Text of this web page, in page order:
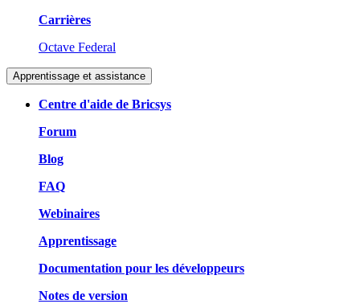
Carrières
Octave Federal
Apprentissage et assistance
Centre d'aide de Bricsys
Forum
Blog
FAQ
Webinaires
Apprentissage
Documentation pour les développeurs
Notes de version